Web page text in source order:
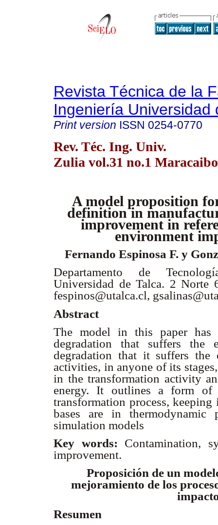
Revista Técnica de la
Ingeniería Universidad
Print version ISSN 0254-0770
Rev. Téc. Ing. Univ.
Zulia vol.31 no.1
A model proposition
definition in
improvement in
environment
Fernando Espinosa F. y
Departamento de
Universidad de Talca. 2 Norte
fespinos@utalca.cl,
Abstract
The model in this paper
degradation that suffers the
degradation that it suffers
activities, in anyone of its
in the transformation activity
energy. It outlines a form of
transformation process,
bases are in
simulation models
Key words: Contamination,
improvement.
Proposición de un
mejoramiento de los
Resumen